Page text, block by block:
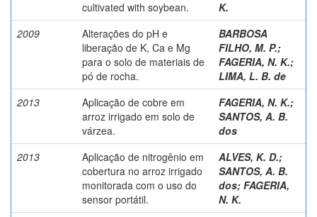
cultivated with soybean.
K.
2009
Alterações do pH e
liberação de K, Ca e Mg
para o solo de materiais de
pó de rocha.
BARBOSA
FILHO, M. P.;
FAGERIA, N. K.;
LIMA, L. B. de
2013
Aplicação de cobre em
arroz irrigado em solo de
várzea.
FAGERIA, N. K.;
SANTOS, A. B.
dos
2013
Aplicação de nitrogênio em
cobertura no arroz irrigado
monitorada com o uso do
sensor portátil.
ALVES, K. D.;
SANTOS, A. B.
dos; FAGERIA,
N. K.